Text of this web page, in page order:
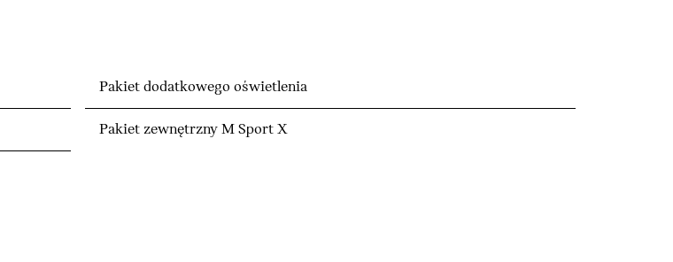
Pakiet dodatkowego oświetlenia
Pakiet zewnętrzny M Sport X